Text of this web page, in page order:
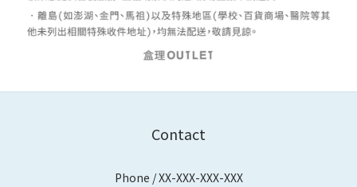
Contact
Phone / XX-XXX-XXX-XXX